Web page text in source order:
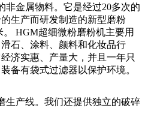
非金属物料。它是经过20多次的
生产而研发制造的新型磨粉
。 HGM超细微粉磨粉机主要用
石、涂料、颜料和化妆品行
济实惠、产量大，并且一年只
备有袋式过滤器以保护环境。
生产线。我们还提供独立的破碎